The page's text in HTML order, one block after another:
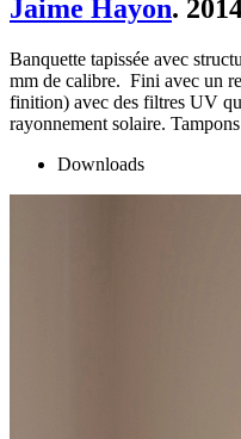
Jaime Hayon.
Banquette tapissée avec
mm de calibre. Fini avec un
finition) avec des filtres UV
rayonnement solaire.
Downloads